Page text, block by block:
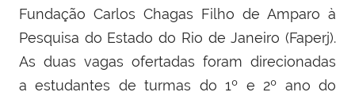
Fundação Carlos Chagas Filho de Amparo à
Pesquisa do Estado do Rio de Janeiro (Faperj).
As duas vagas ofertadas foram direcionadas
aestudantes de turmas do 1º e 2º ano do